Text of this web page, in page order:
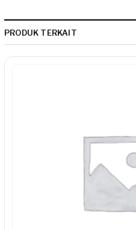
PRODUK TERKAIT